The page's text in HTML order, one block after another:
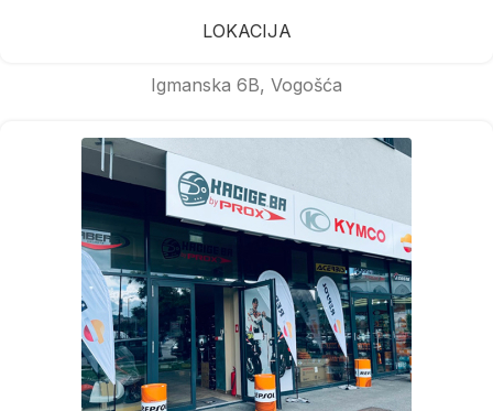
LOKACIJA
Igmanska 6B, Vogošća